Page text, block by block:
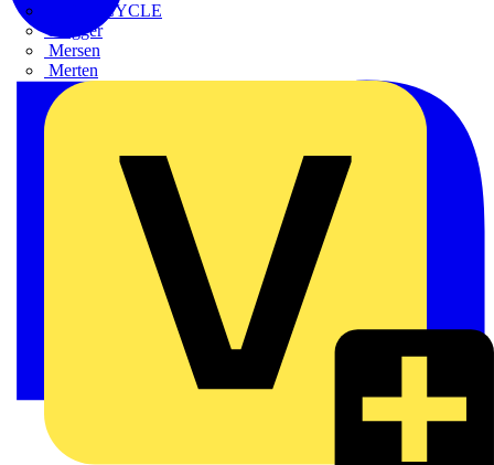
LIGHTCYCLE
Megger
Mersen
Merten